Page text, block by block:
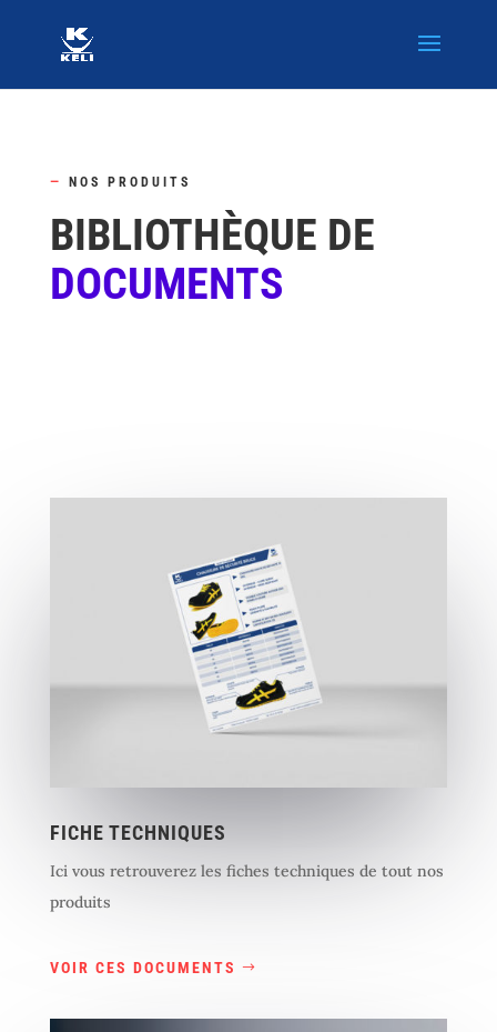
— NOS PRODUITS
BIBLIOTHÈQUE DE
DOCUMENTS
FICHE TECHNIQUES
Ici vous retrouverez les fiches techniques de tout nos
produits
VOIR CES DOCUMENTS